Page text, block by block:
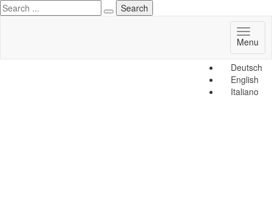
Deutsch
English
Italiano
Menu